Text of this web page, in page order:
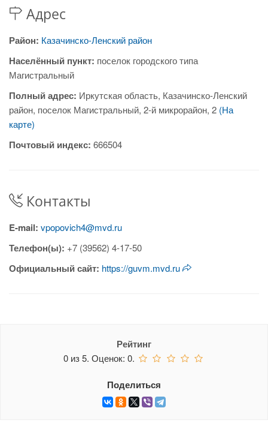
Адрес
Район: Казачинско-Ленский район
Населённый пункт: поселок городского типа
Магистральный
Полный адрес: Иркутская область, Казачинско-Ленский
район, поселок Магистральный, 2-й микрорайон, 2 (На
карте)
Почтовый индекс: 666504
Контакты
E-mail: vpopovich4@mvd.ru
Телефон(ы): +7 (39562) 4-17-50
Официальный сайт: https://guvm.mvd.ru
Рейтинг
0 из5. Оценок:0.
Поделиться